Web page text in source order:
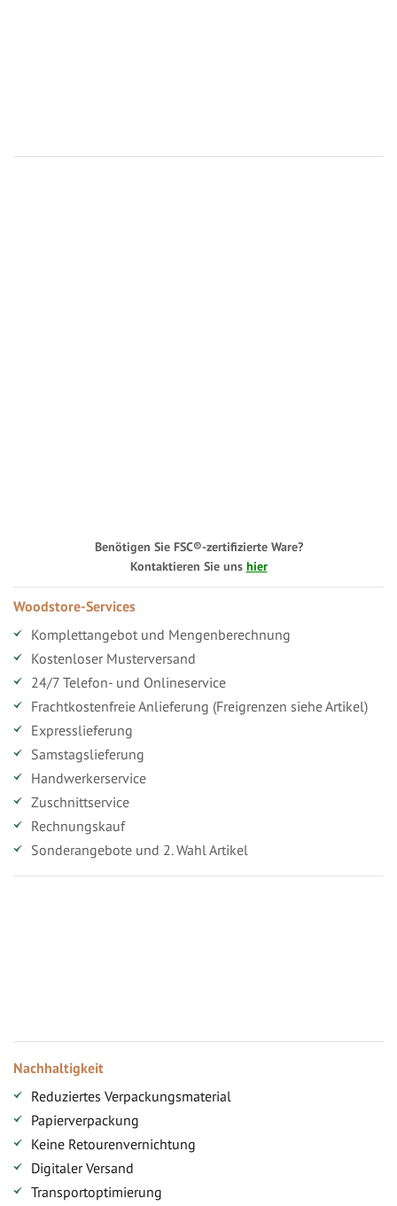
Benötigen Sie FSC®-zertifizierte Ware?
Kontaktieren Sie uns hier
Woodstore-Services
Komplettangebot und Mengenberechnung
Kostenloser Musterversand
24/7 Telefon- und Onlineservice
Frachtkostenfreie Anlieferung (Freigrenzen siehe Artikel)
Expresslieferung
Samstagslieferung
Handwerkerservice
Zuschnittservice
Rechnungskauf
Sonderangebote und 2. Wahl Artikel
Nachhaltigkeit
Reduziertes Verpackungsmaterial
Papierverpackung
Keine Retourenvernichtung
Digitaler Versand
Transportoptimierung